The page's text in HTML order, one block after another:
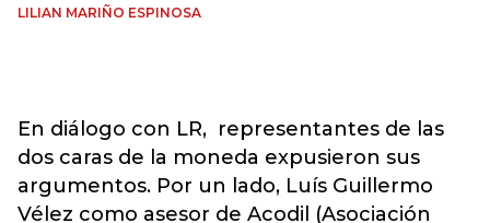
LILIAN MARIÑO ESPINOSA
En diálogo con LR, representantes de las
dos caras de la moneda expusieron sus
argumentos. Por un lado, Luís Guillermo
Vélez como asesor de Acodil (Asociación